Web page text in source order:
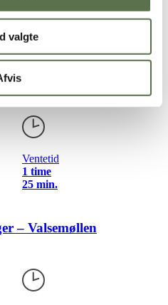
valgte
brødblanding
Ventetid
1 time
25 min.
– Valsemøllen